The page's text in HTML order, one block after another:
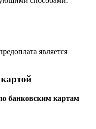
является
банковским картам